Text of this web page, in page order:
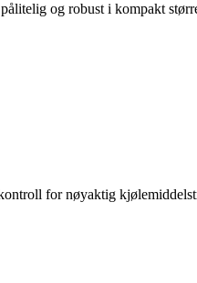
og robust i kompakt
for nøyaktig